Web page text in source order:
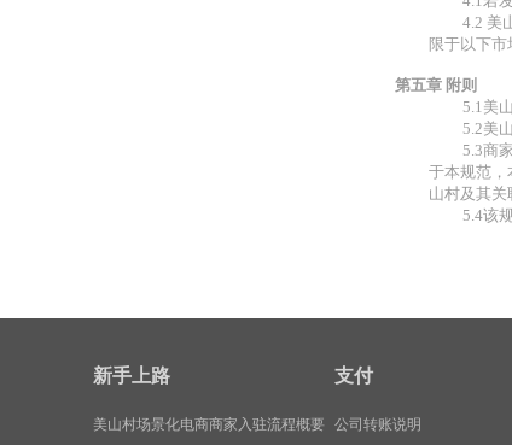
4.2 美
限于以下市
第五章 附则
5.1美
5.2美
5.3商
于本规范，
山村及其关
5.4该
新手上路
美山村场景化电商商家入驻流程概要
支付
公司转账说明